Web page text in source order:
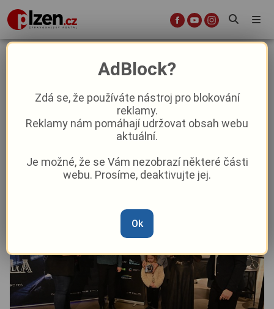
Plzeňské divadlo vydalo CD
muzikálu Dracula, svého nyní
nejžádanějšího titulu
Aktuality Kultura
Marie Osvaldová –16. 12. 2025|15:47
AdBlock?
Zdá se, že používáte nástroj pro blokování
reklamy.
Reklamy nám pomáhají udržovat obsah webu
aktuální.
Je možné, že se Vám nezobrazí některé části
webu. Prosíme, deaktivujte jej.
Ok